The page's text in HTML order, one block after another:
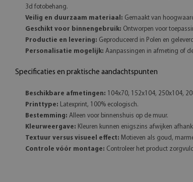
3d fotobehang.
Veilig en duurzaam materiaal: Gemaakt van
Geschikt voor binnengebruik: Ontworpen voor
Productie en levering: Geproduceerd in Polen en
Personalisatie mogelijk: Aanpassingen in afmeting of
Specificaties en praktische aandachtspunten
Beschikbare afmetingen: 104x70, 152x104, 250x104,
Printtype: Latexprint, 100% ecologisch.
Bestemming: Alleen voor binnenshuis op de muur.
Kleurweergave: Kleuren kunnen enigszins afwijken
Textuur versus visueel effect: Motieven als goud,
Controle vóór montage: Controleer het product